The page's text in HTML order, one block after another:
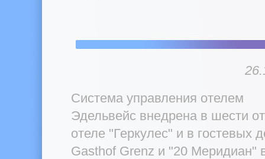
Система управления отелем
Эдельвейс внедрена в шести
отеле "Геркулес" и в гостевых
Gasthof Grenz и "20 Меридиан"